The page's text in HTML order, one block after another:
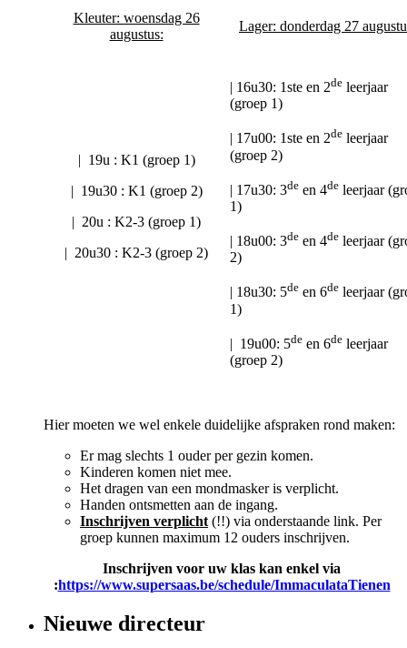
Kleuter: woensdag 26
augustus:
Lager: donderdag 27
| 19u : K1 (groep 1)
| 19u30 : K1 (groep 2)
| 20u : K2-3 (groep 1)
| 20u30 : K2-3 (groep 2)
| 16u30: 1ste en 2de leerjaar
(groep 1)
| 17u00: 1ste en 2de leerjaar
(groep 2)
| 17u30: 3de en 4de leerjaar
1)
| 18u00: 3de en 4de leerjaar
2)
| 18u30: 5de en 6de leerjaar
1)
| 19u00: 5de en 6de leerjaar
(groep 2)
Hier moeten we wel enkele duidelijke afspraken rond maken:
Er mag slechts 1 ouder per gezin komen.
Kinderen komen niet mee.
Het dragen van een mondmasker is verplicht.
Handen ontsmetten aan de ingang.
Inschrijven verplicht (!!) via onderstaande link. Per
groep kunnen maximum 12 ouders inschrijven.
Inschrijven voor uw klas kan enkel via
:https://www.supersaas.be/schedule/ImmaculataTienen
Nieuwe directeur